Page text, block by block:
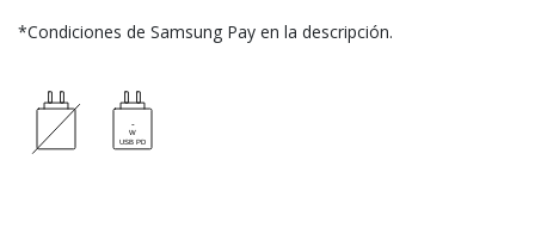
*Condiciones de Samsung Pay en la descripción.